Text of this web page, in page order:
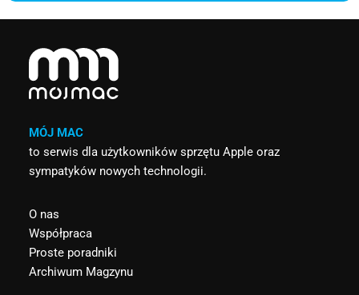
MÓJ MAC
to serwis dla użytkowników sprzętu Apple oraz
sympatyków nowych technologii.
O nas
Współpraca
Proste poradniki
Archiwum Magzynu